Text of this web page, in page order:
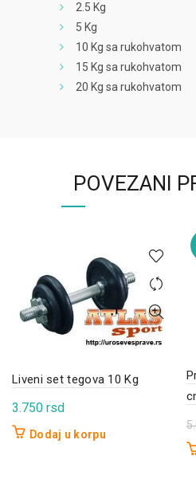
2.5 Kg
5 Kg
10 Kg sa rukohvatom
15 Kg sa rukohvatom
20 Kg sa rukohvatom
POVEZANI
Liveni set tegova 10 Kg
3.750 rsd
Dodaj u korpu